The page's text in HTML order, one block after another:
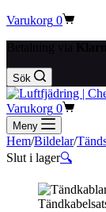
Varukorg 0
Sök
Varukorg 0
Meny
Hem/Bildelar/
Slut i lager🔍